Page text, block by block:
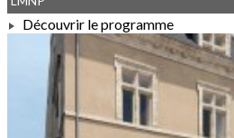
À PARTIR DE 101 430,00 €
Découvrir le programme